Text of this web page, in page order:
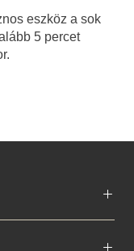
eszköz a sok
5 percet